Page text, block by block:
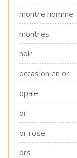
montre homme
montres
noir
occasion en or
opale
or
or rose
ors